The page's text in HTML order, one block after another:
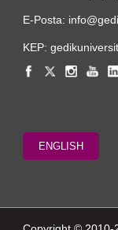
E-Posta:
KEP:
ENGLISH